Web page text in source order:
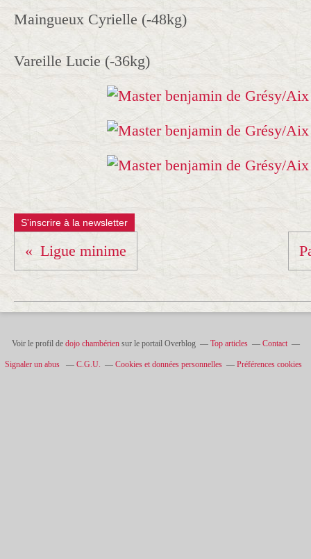
Maingueux Cyrielle (-48kg)
Vareille Lucie (-36kg)
S'inscrire à la newsletter
Ligue minime
Voir le profil de dojo chambériensur le portail Overblog Top articles Contact
Signaler un abus C.G.U. Cookies et données personnelles Préférences cookies